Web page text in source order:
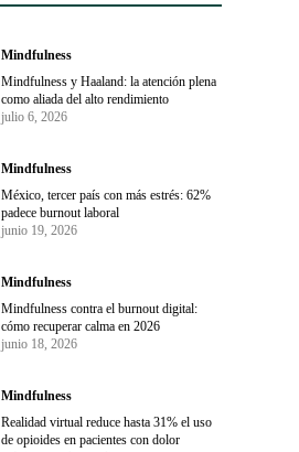
Mindfulness
Mindfulness y Haaland: la atención plena
como aliada del alto rendimiento
julio 6, 2026
Mindfulness
México, tercer país con más estrés: 62%
padece burnout laboral
junio 19, 2026
Mindfulness
Mindfulness contra el burnout digital:
cómo recuperar calma en 2026
junio 18, 2026
Mindfulness
Realidad virtual reduce hasta 31% el uso
de opioides en pacientes con dolor